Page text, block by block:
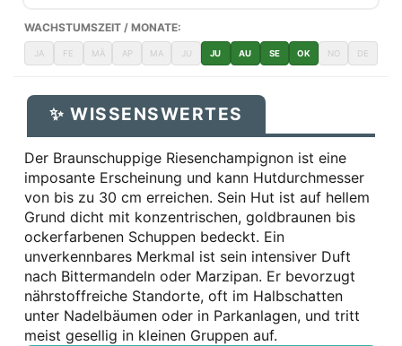
WACHSTUMSZEIT / MONATE:
JA FE MÄ AP MA JU JU AU SE OK NO DE
✨ WISSENSWERTES
Der Braunschuppige Riesenchampignon ist eine
imposante Erscheinung und kann Hutdurchmesser
von bis zu 30 cm erreichen. Sein Hut ist auf hellem
Grund dicht mit konzentrischen, goldbraunen bis
ockerfarbenen Schuppen bedeckt. Ein
unverkennbares Merkmal ist sein intensiver Duft
nach Bittermandeln oder Marzipan. Er bevorzugt
nährstoffreiche Standorte, oft im Halbschatten
unter Nadelbäumen oder in Parkanlagen, und tritt
meist gesellig in kleinen Gruppen auf.